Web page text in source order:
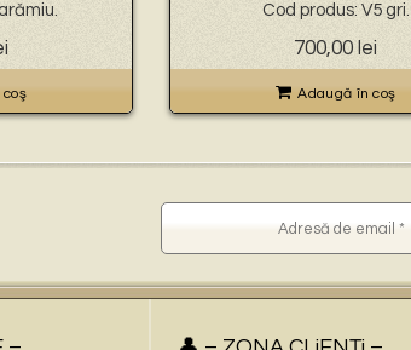
Cod produs: V5 gri.
700,00 lei
Adaugă în coş